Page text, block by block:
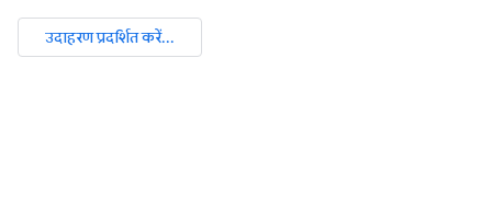
उदाहरण प्रदर्शित करें...